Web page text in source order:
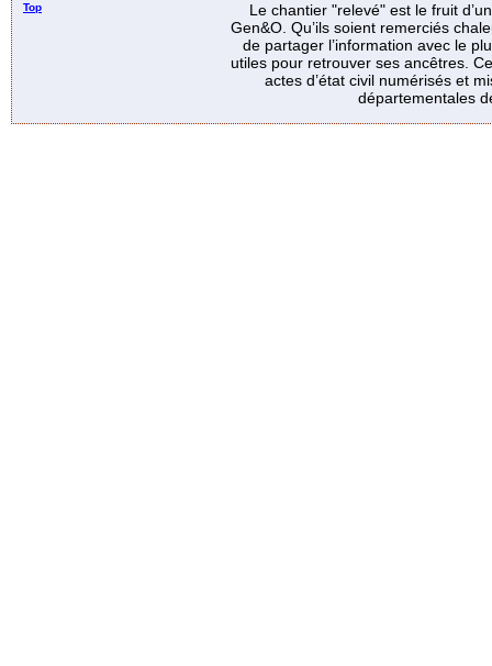
Top
Le chantier "relevé" est le fruit
Gen&O. Qu’ils soient remerciés
de partager l’information avec le
utiles pour retrouver ses ancêtres.
actes d’état civil numérisés et
départementales